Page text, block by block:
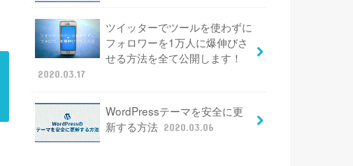
ツイッターでツールを使わずに
フォロワーを1万人に爆伸びさ
せる方法を全て公開します！
2020.03.17
WordPressテーマを安全に更
新する方法 2020.03.06